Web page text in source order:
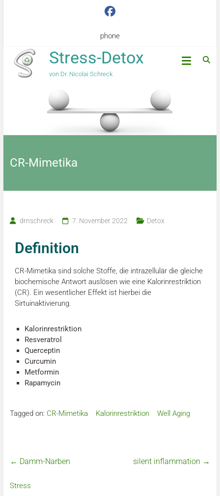
phone
Stress-Detox
von Dr. Nicolai Schreck
CR-Mimetika
drnschreck 7. November 2022 Detox
Definition
CR-Mimetika sind solche Stoffe, die intrazellulär die gleiche
biochemische Antwort auslösen wie eine Kalorinrestriktion
(CR). Ein wesentlicher Effekt ist hierbei die
Sirtuinaktivierung.
Kalorinrestriktion
Resveratrol
Querceptin
Curcumin
Metformin
Rapamycin
Tagged on: CR-Mimetika Kalorinrestriktion Well Aging
← Damm-Narben silent inflammation →
Stress